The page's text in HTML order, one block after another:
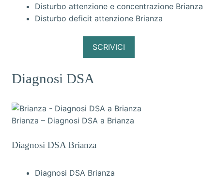
Disturbo attenzione e concentrazione Brianza
Disturbo deficit attenzione Brianza
SCRIVICI
Diagnosi DSA
Brianza – Diagnosi DSA a Brianza
Diagnosi DSA Brianza
Diagnosi DSA Brianza